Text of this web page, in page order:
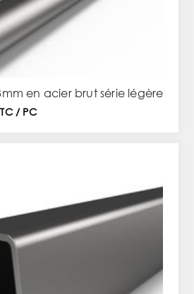
en acier brut série légère
/ PC